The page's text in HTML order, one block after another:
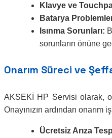
Klavye ve
Batarya
Isınma Sorunları:
sorunların önüne
Onarım Süreci ve
AKSEKİ HP Servisi olarak,
Onayınızın ardından
Ücretsiz Arıza